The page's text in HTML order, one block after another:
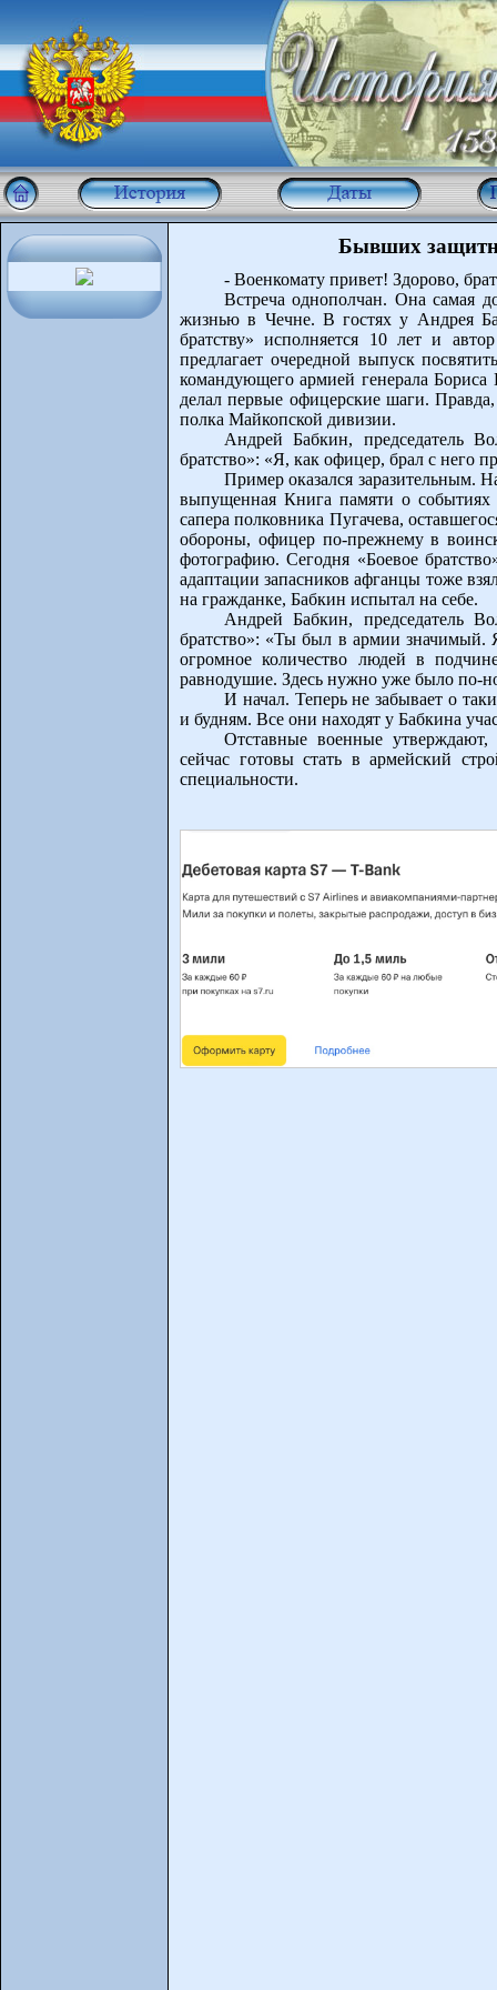
Бывших
- Военкомату привет! Здорово,
Встреча однополчан. Она самая
жизнью в Чечне. В гостях у Андрея
братству» исполняется 10 лет и
предлагает очередной выпуск
командующего армией генерала
делал первые офицерские шаги.
полка Майкопской дивизии.
Андрей Бабкин, председатель
братство»: «Я, как офицер, брал с него
Пример оказался заразительным.
выпущенная Книга памяти о
сапера полковника Пугачева,
обороны, офицер по-прежнему в
фотографию. Сегодня «Боевое
адаптации запасников афганцы тоже
на гражданке, Бабкин испытал на себе.
Андрей Бабкин, председатель
братство»: «Ты был в армии
огромное количество людей в
равнодушие. Здесь нужно уже было по-
И начал. Теперь не забывает о
и будням. Все они находят у Бабкина
Отставные военные
сейчас готовы стать в армейский
специальности.